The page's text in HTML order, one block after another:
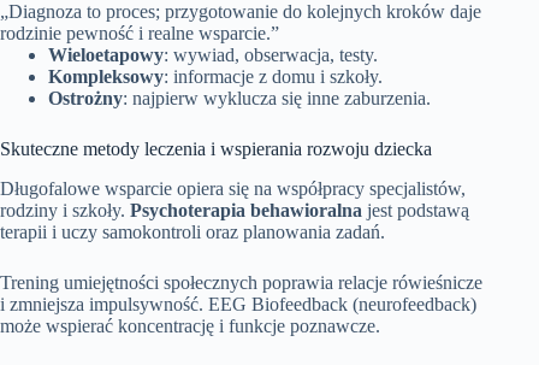
„Diagnoza to proces; przygotowanie do kolejnych kroków daje
rodzinie pewność i realne wsparcie.”
Wieloetapowy: wywiad, obserwacja, testy.
Kompleksowy: informacje z domu i szkoły.
Ostrożny: najpierw wyklucza się inne zaburzenia.
Skuteczne metody leczenia i wspierania rozwoju dziecka
Długofalowe wsparcie opiera się na współpracy specjalistów,
rodziny i szkoły. Psychoterapia behawioralna jest podstawą
terapii i uczy samokontroli oraz planowania zadań.
Trening umiejętności społecznych poprawia relacje rówieśnicze
i zmniejsza impulsywność. EEG Biofeedback (neurofeedback)
może wspierać koncentrację i funkcje poznawcze.